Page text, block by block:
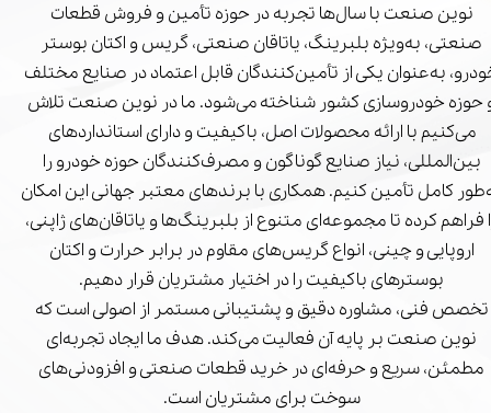
نوین صنعت با سال‌ها تجربه در حوزه تأمین و فروش قطعات
صنعتی، به‌ویژه بلبرینگ، یاتاقان صنعتی، گریس و اکتان بوستر
به‌عنوان یکی از تأمین‌کنندگان قابل اعتماد در صنایع مختلف
حوزه خودروسازی کشور شناخته می‌شود. ما در نوین صنعت تلاش
می‌کنیم با ارائه محصولات اصل، باکیفیت و دارای استانداردهای
بین‌المللی، نیاز صنایع گوناگون و مصرف‌کنندگان حوزه خودرو را
کامل تأمین کنیم. همکاری با برندهای معتبر جهانی این امکان
فراهم کرده تا مجموعه‌ای متنوع از بلبرینگ‌ها و یاتاقان‌های ژاپنی،
اروپایی و چینی، انواع گریس‌های مقاوم در برابر حرارت و اکتان
بوسترهای باکیفیت را در اختیار مشتریان قرار دهیم.
تخصص فنی، مشاوره دقیق و پشتیبانی مستمر از اصولی است که
نوین صنعت بر پایه آن فعالیت می‌کند. هدف ما ایجاد تجربه‌ای
مطمئن، سریع و حرفه‌ای در خرید قطعات صنعتی و افزودنی‌های
سوخت برای مشتریان است.